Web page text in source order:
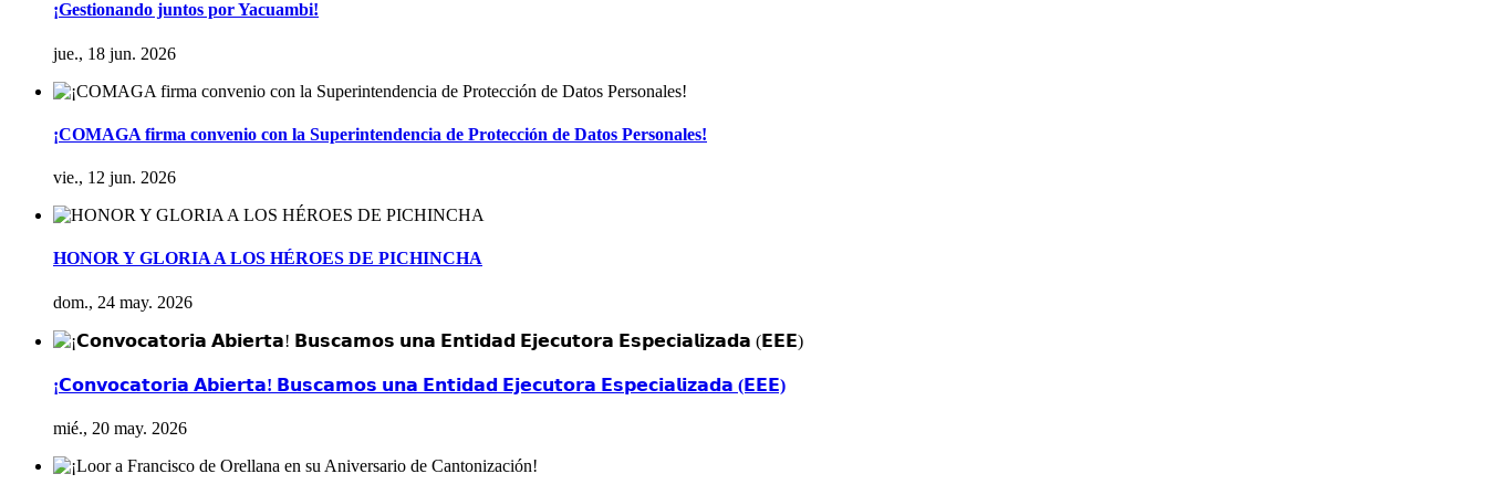
¡Gestionando juntos por Yacuambi!
jue., 18 jun. 2026
¡COMAGA firma convenio con la Superintendencia de Protección de Datos Personales!
vie., 12 jun. 2026
HONOR Y GLORIA A LOS HÉROES DE PICHINCHA
dom., 24 may. 2026
¡𝗖𝗼𝗻𝘃𝗼𝗰𝗮𝘁𝗼𝗿𝗶𝗮 𝗔𝗯𝗶𝗲𝗿𝘁𝗮! 𝗕𝘂𝘀𝗰𝗮𝗺𝗼𝘀 𝘂𝗻𝗮 𝗘𝗻𝘁𝗶𝗱𝗮𝗱 𝗘𝗷𝗲𝗰𝘂𝘁𝗼𝗿𝗮 𝗘𝘀𝗽𝗲𝗰𝗶𝗮𝗹𝗶𝘇𝗮𝗱𝗮 (𝗘𝗘𝗘)
mié., 20 may. 2026